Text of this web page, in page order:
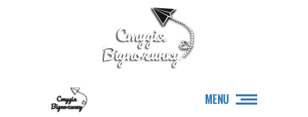
MENU